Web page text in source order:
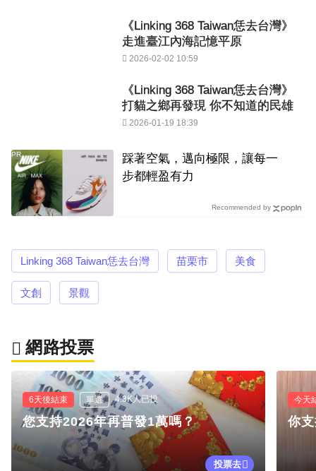
《Linking 368 Taiwan恁去台灣》
走進臺江內海記憶平原
2026-02-02 10:59
《Linking 368 Taiwan恁去台灣》
打貓之鄉再發現 你不知道的民雄
2026-01-19 18:39
踩著空氣，邁向極限，讓每一
步都輕盈有力
PR
Recommended by
Linking 368 Taiwan恁去台灣 苗栗市 美食
文創 景觀
網路投票
6天後結束 單選 4.3K人已投
您支持2026年再普發1萬嗎？
投票去
今天
你